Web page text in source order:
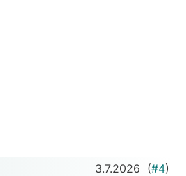
3.7.2026 (#4)